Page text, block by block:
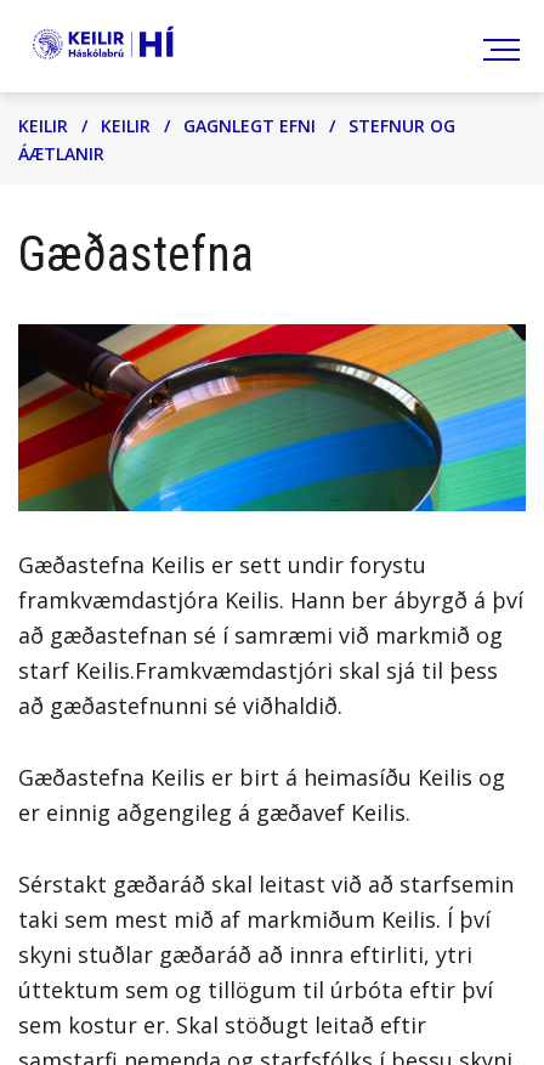
Leita
KEILIR / KEILIR / GAGNLEGT EFNI / STEFNUR OG
ÁÆTLANIR
Gæðastefna
Gæðastefna Keilis er sett undir forystu
framkvæmdastjóra Keilis. Hann ber ábyrgð á því
að gæðastefnan sé í samræmi við markmið og
starf Keilis.Framkvæmdastjóri skal sjá til þess
að gæðastefnunni sé viðhaldið.
Gæðastefna Keilis er birt á heimasíðu Keilis og
er einnig aðgengileg á gæðavef Keilis.
Sérstakt gæðaráð skal leitast við að starfsemin
taki sem mest mið af markmiðum Keilis. Í því
skyni stuðlar gæðaráð að innra eftirliti, ytri
úttektum sem og tillögum til úrbóta eftir því
sem kostur er. Skal stöðugt leitað eftir